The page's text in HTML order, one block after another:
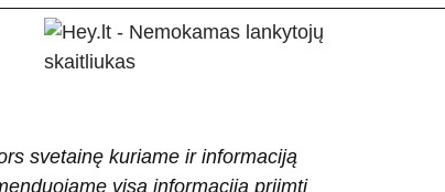
svetainę kuriame ir informaciją
visą informaciją priimti